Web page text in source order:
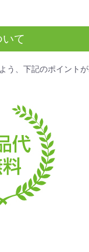
て
う、下記のポイントが